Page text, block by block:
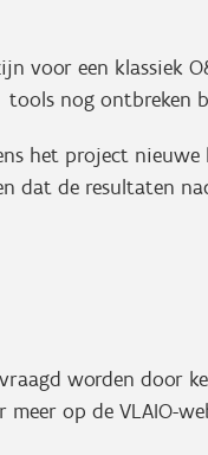
voor een klassiek
nog ontbreken
het project
dat de resultaten
worden door
meer op de VLAIO-